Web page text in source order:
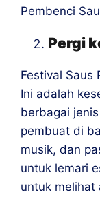
Pembenci
Pergi
Festival Saus
Ini adalah
berbagai
pembuat di
musik, dan
untuk lemari
untuk melihat